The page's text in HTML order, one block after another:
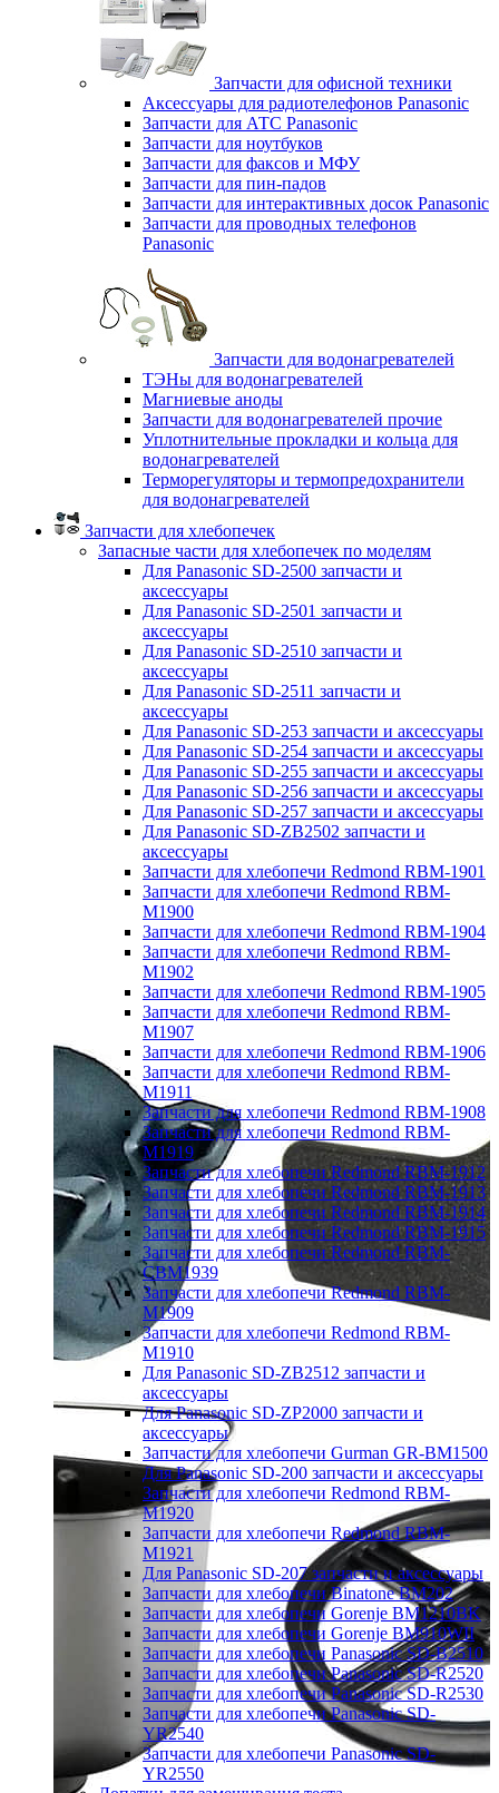
Запчасти для офисной техники
Аксессуары для радиотелефонов Panasonic
Запчасти для АТС Panasonic
Запчасти для ноутбуков
Запчасти для факсов и МФУ
Запчасти для пин-падов
Запчасти для интерактивных досок Panasonic
Запчасти для проводных телефонов
Panasonic
Запчасти для водонагревателей
ТЭНы для водонагревателей
Магниевые аноды
Запчасти для водонагревателей прочие
Уплотнительные прокладки и кольца для
водонагревателей
Терморегуляторы и термопредохранители
для водонагревателей
Запчасти для хлебопечек
Запасные части для хлебопечек по моделям
Для Panasonic SD-2500 запчасти и
аксессуары
Для Panasonic SD-2501 запчасти и
аксессуары
Для Panasonic SD-2510 запчасти и
аксессуары
Для Panasonic SD-2511 запчасти и
аксессуары
Для Panasonic SD-253 запчасти и аксессуары
Для Panasonic SD-254 запчасти и аксессуары
Для Panasonic SD-255 запчасти и аксессуары
Для Panasonic SD-256 запчасти и аксессуары
Для Panasonic SD-257 запчасти и аксессуары
Для Panasonic SD-ZB2502 запчасти и
аксессуары
Запчасти для хлебопечи Redmond RBM-1901
Запчасти для хлебопечи Redmond RBM-
M1900
Запчасти для хлебопечи Redmond RBM-1904
Запчасти для хлебопечи Redmond RBM-
M1902
Запчасти для хлебопечи Redmond RBM-1905
Запчасти для хлебопечи Redmond RBM-
M1907
Запчасти для хлебопечи Redmond RBM-1906
Запчасти для хлебопечи Redmond RBM-
M1911
Запчасти для хлебопечи Redmond RBM-1908
Запчасти для хлебопечи Redmond RBM-
M1919
Запчасти для хлебопечи Redmond RBM-1912
Запчасти для хлебопечи Redmond RBM-1913
Запчасти для хлебопечи Redmond RBM-1914
Запчасти для хлебопечи Redmond RBM-1915
Запчасти для хлебопечи Redmond RBM-
CBM1939
Запчасти для хлебопечи Redmond RBM-
M1909
Запчасти для хлебопечи Redmond RBM-
M1910
Для Panasonic SD-ZB2512 запчасти и
аксессуары
Для Panasonic SD-ZP2000 запчасти и
аксессуары
Запчасти для хлебопечи Gurman GR-BM1500
Для Panasonic SD-200 запчасти и аксессуары
Запчасти для хлебопечи Redmond RBM-
M1920
Запчасти для хлебопечи Redmond RBM-
M1921
Для Panasonic SD-207 запчасти и аксессуары
Запчасти для хлебопечи Binatone BM202
Запчасти для хлебопечи Gorenje BM1210BK
Запчасти для хлебопечи Gorenje BM910WII
Запчасти для хлебопечи Panasonic SD-B2510
Запчасти для хлебопечи Panasonic SD-R2520
Запчасти для хлебопечи Panasonic SD-R2530
Запчасти для хлебопечи Panasonic SD-
YR2540
Запчасти для хлебопечи Panasonic SD-
YR2550